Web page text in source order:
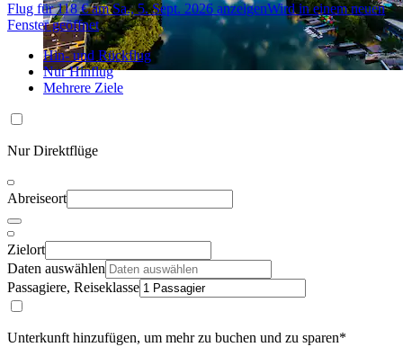
Flug für 118 € am Sa., 5. Sept. 2026 anzeigenWird in einem neuen
Fenster geöffnet
Hin- und Rückflug
Nur Hinflug
Mehrere Ziele
Nur Direktflüge
Abreiseort
Zielort
Daten auswählen
Passagiere, Reiseklasse
Unterkunft hinzufügen, um mehr zu buchen und zu sparen*